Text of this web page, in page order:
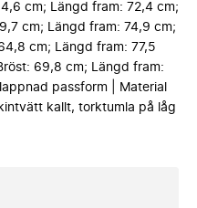
cm; Längd fram: 72,4 cm;
cm; Längd fram: 74,9 cm;
cm; Längd fram: 77,5
69,8 cm; Längd fram:
passform | Material
kallt, torktumla på låg